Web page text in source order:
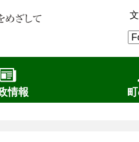
情報